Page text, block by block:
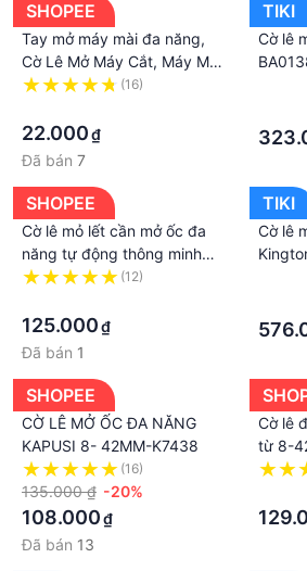
ra theo một chiều, giúp cho việc
hiện một cách liên tục.
Dễ sử dụng và dễ thao tác: thân
bao bọc bởi lớp cao su chống
toàn khi sử dụng.
Xuất xứ : Đài Loan
Cờ lê mở ốc đa năng Buddy
Mã hàng : BUDDY BA0138
------------------
ĐỊA CHỈ : 200B, Đường Bến Than,
Củ Chi-TPHCM
Wedsite :
---------------------------------
Giá sản phẩm trên Tiki đã bao
hiện hành. Bên cạnh đó, tuỳ vào
thức và địa chỉ giao hàng mà có
chi phí khác như phí vận chuyển,
kềnh, thuế nhập khẩu (đối với đơn
SHOPEE
Tay mở máy mài đa năng,
Cờ Lê Mở Máy Cắt, Máy Mài
- Tháo Lắp Ốc Hãm Đĩa Cắt
(16)
22.000₫
Đã bán 7
TIKI
Cờ lê
SHOPEE
Cờ lê mỏ lết cần mở ốc đa
năng tự động thông minh
thép CR-V 8-42mm Hàng nội
(12)
125.000₫
Đã bán 1
TIKI
Cờ lê
SHOPEE
CỜ LÊ MỞ ỐC ĐA NĂNG
KAPUSI 8- 42MM-K7438
(16)
135.000 ₫ -20%
108.000₫
Đã bán 13
Cờ lê
từ 8-
lết